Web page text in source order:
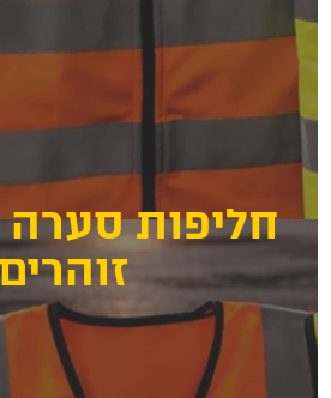
סערה ומעילים
זוהרים